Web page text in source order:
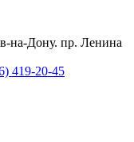
Дону. пр. Ленина
419-20-45